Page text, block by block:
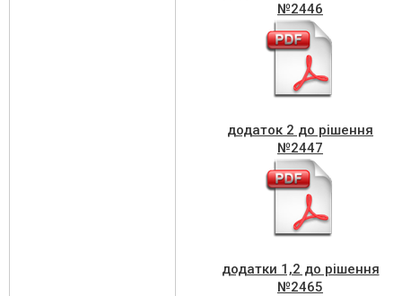
№2446
додаток 2 до рішення
№2447
додатки 1,2 до рішення
№2465